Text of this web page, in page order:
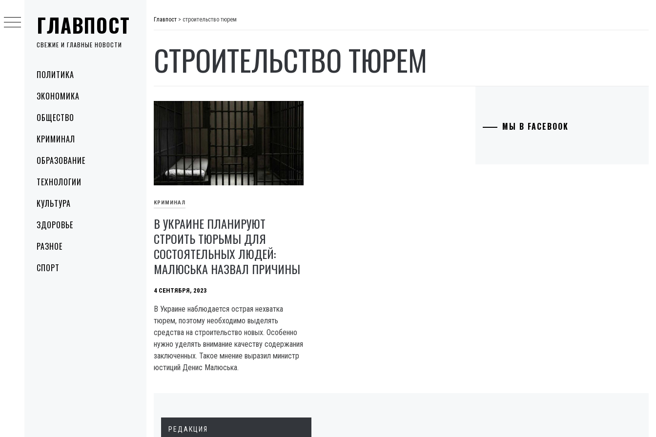
ГЛАВПОСТ
СВЕЖИЕ И ГЛАВНЫЕ НОВОСТИ
MenuПОЛИТИКА
ЭКОНОМИКА
ОБЩЕСТВО
КРИМИНАЛ
ОБРАЗОВАНИЕ
ТЕХНОЛОГИИ
КУЛЬТУРА
ЗДОРОВЬЕ
РАЗНОЕ
СПОРТ
to
content
Главпост > строительство тюрем
СТРОИТЕЛЬСТВО ТЮРЕМ
КРИМИНАЛ
В УКРАИНЕ ПЛАНИРУЮТ
СТРОИТЬ ТЮРЬМЫ ДЛЯ
СОСТОЯТЕЛЬНЫХ ЛЮДЕЙ:
МАЛЮСЬКА НАЗВАЛ ПРИЧИНЫ
4 СЕНТЯБРЯ, 2023
В Украине наблюдается острая нехватка
тюрем, поэтому необходимо выделять
средства на строительство новых. Особенно
нужно уделять внимание качеству содержания
заключенных. Такое мнение выразил министр
юстиций Денис Малюська.
МЫ В FACEBOOK
РЕДАКЦИЯ